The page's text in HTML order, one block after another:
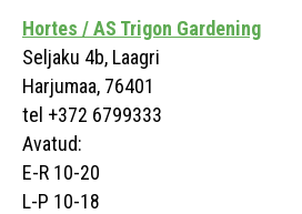
Hortes / AS Trigon Gardening
Seljaku 4b, Laagri
Harjumaa, 76401
tel +372 6799333
Avatud:
E-R 10-20
L-P 10-18